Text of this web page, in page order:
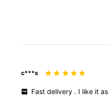
c***s
Fastdelivery . I like itas